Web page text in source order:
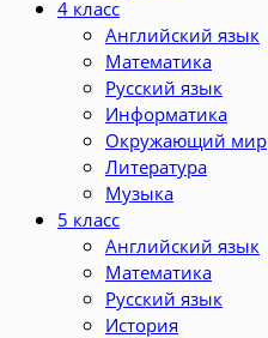
4 класс
Английский язык
Математика
Русский язык
Информатика
Окружающий мир
Литература
Музыка
5 класс
Английский язык
Математика
Русский язык
История